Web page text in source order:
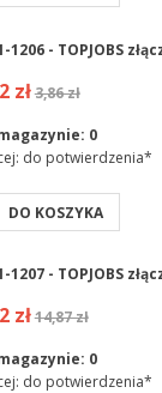
1206 - TOPJOBS
zł3,86 zł
0
do potwierdzenia*
DO KOSZYKA
1207 - TOPJOBS
zł14,87 zł
0
do potwierdzenia*